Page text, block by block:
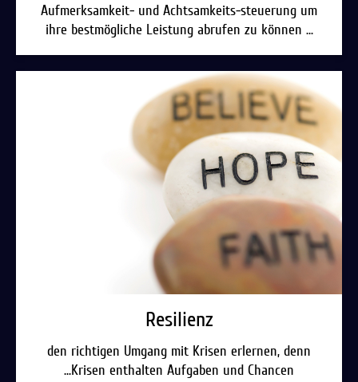
Aufmerksamkeit- und Achtsamkeits-steuerung um
ihre bestmögliche Leistung abrufen zu können ...
Resilienz
den richtigen Umgang mit Krisen erlernen, denn
...Krisen enthalten Aufgaben und Chancen